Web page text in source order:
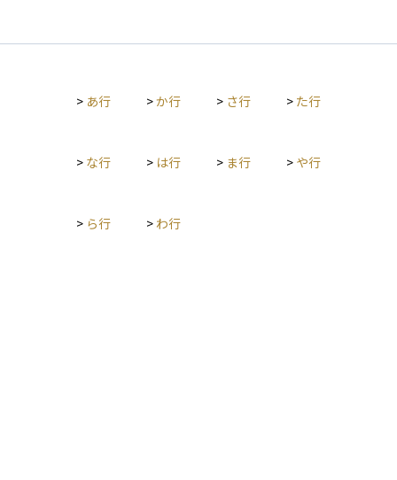
> あ行 >か行 > さ行 > た行
> な行 > は行 > ま行 > や行
> ら行 > わ行